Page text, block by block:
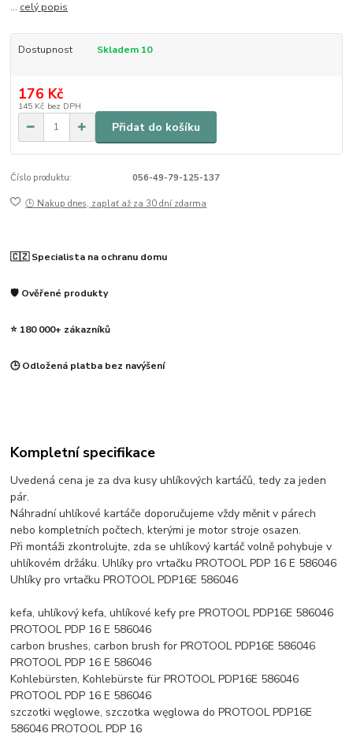
... celý popis
Dostupnost Skladem 10
176 Kč
145 Kč bez DPH
Přidat do košíku
Číslo produktu: 056-49-79-125-137
🕒 Nakup dnes, zaplať až za 30 dní zdarma
🇨🇿 Specialista na ochranu domu
🛡️ Ověřené produkty
⭐ 180 000+ zákazníků
🕒 Odložená platba bez navýšení
Kompletní specifikace
Uvedená cena je za dva kusy uhlíkových kartáčů, tedy za jeden
pár.
Náhradní uhlíkové kartáče doporučujeme vždy měnit v párech
nebo kompletních počtech, kterými je motor stroje osazen.
Při montáži zkontrolujte, zda se uhlíkový kartáč volně pohybuje v
uhlíkovém držáku. Uhlíky pro vrtačku PROTOOL PDP 16 E 586046
Uhlíky pro vrtačku PROTOOL PDP16E 586046
kefa, uhlíkový kefa, uhlíkové kefy pre PROTOOL PDP16E 586046
PROTOOL PDP 16 E 586046
carbon brushes, carbon brush for PROTOOL PDP16E 586046
PROTOOL PDP 16 E 586046
Kohlebürsten, Kohlebürste für PROTOOL PDP16E 586046
PROTOOL PDP 16 E 586046
szczotki węglowe, szczotka węglowa do PROTOOL PDP16E
586046 PROTOOL PDP 16